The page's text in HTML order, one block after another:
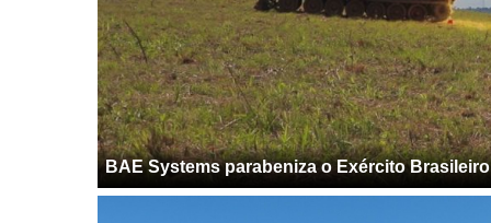
BAE Systems parabeniza o Exército